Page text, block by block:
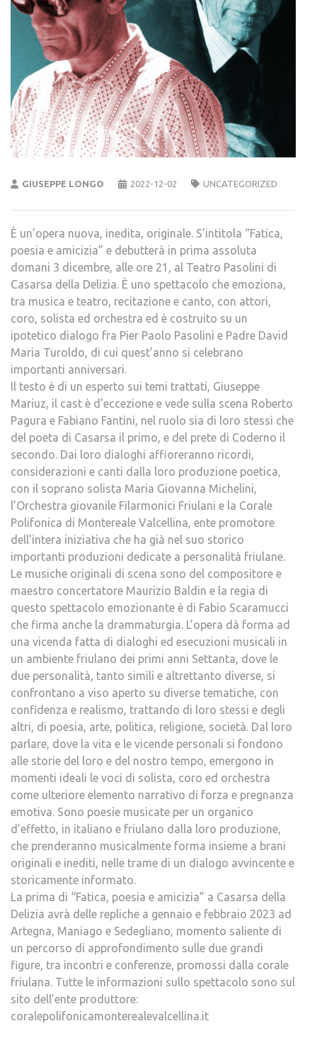
GIUSEPPE LONGO 2022-12-02 UNCATEGORIZED
È un’opera nuova, inedita, originale. S’intitola “Fatica,
poesia e amicizia” e debutterà in prima assoluta
domani 3 dicembre, alle ore 21, al Teatro Pasolini di
Casarsa della Delizia. È uno spettacolo che emoziona,
tra musica e teatro, recitazione e canto, con attori,
coro, solista ed orchestra ed è costruito su un
ipotetico dialogo fra Pier Paolo Pasolini e Padre David
Maria Turoldo, di cui quest’anno si celebrano
importanti anniversari.
Il testo è di un esperto sui temi trattati, Giuseppe
Mariuz, il cast è d’eccezione e vede sulla scena Roberto
Pagura e Fabiano Fantini, nel ruolo sia di loro stessi che
del poeta di Casarsa il primo, e del prete di Coderno il
secondo. Dai loro dialoghi affioreranno ricordi,
considerazioni e canti dalla loro produzione poetica,
con il soprano solista Maria Giovanna Michelini,
l’Orchestra giovanile Filarmonici Friulani e la Corale
Polifonica di Montereale Valcellina, ente promotore
dell’intera iniziativa che ha già nel suo storico
importanti produzioni dedicate a personalità friulane.
Le musiche originali di scena sono del compositore e
maestro concertatore Maurizio Baldin e la regia di
questo spettacolo emozionante è di Fabio Scaramucci
che firma anche la drammaturgia. L’opera dà forma ad
una vicenda fatta di dialoghi ed esecuzioni musicali in
un ambiente friulano dei primi anni Settanta, dove le
due personalità, tanto simili e altrettanto diverse, si
confrontano a viso aperto su diverse tematiche, con
confidenza e realismo, trattando di loro stessi e degli
altri, di poesia, arte, politica, religione, società. Dal loro
parlare, dove la vita e le vicende personali si fondono
alle storie del loro e del nostro tempo, emergono in
momenti ideali le voci di solista, coro ed orchestra
come ulteriore elemento narrativo di forza e pregnanza
emotiva. Sono poesie musicate per un organico
d’effetto, in italiano e friulano dalla loro produzione,
che prenderanno musicalmente forma insieme a brani
originali e inediti, nelle trame di un dialogo avvincente e
storicamente informato.
La prima di “Fatica, poesia e amicizia” a Casarsa della
Delizia avrà delle repliche a gennaio e febbraio 2023 ad
Artegna, Maniago e Sedegliano, momento saliente di
un percorso di approfondimento sulle due grandi
figure, tra incontri e conferenze, promossi dalla corale
friulana. Tutte le informazioni sullo spettacolo sono sul
sito dell’ente produttore:
coralepolifonicamonterealevalcellina.it